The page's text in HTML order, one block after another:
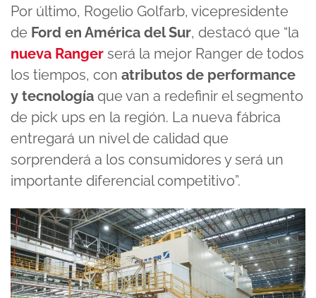
Por último, Rogelio Golfarb, vicepresidente
de Ford en América del Sur, destacó que “la
nueva Ranger será la mejor Ranger de todos
los tiempos, con atributos de performance
y tecnología que van a redefinir el segmento
de pick ups en la región. La nueva fábrica
entregará un nivel de calidad que
sorprenderá a los consumidores y será un
importante diferencial competitivo”.